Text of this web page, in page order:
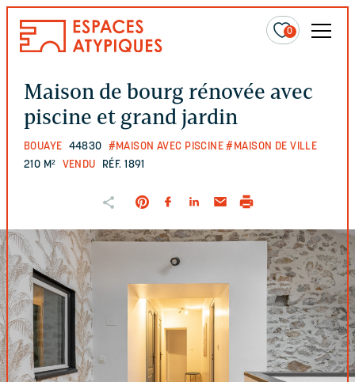
0
Maison de bourg rénovée avec
piscine et grand jardin
BOUAYE 44830 #MAISON AVEC PISCINE #MAISON DE VILLE
210 M² VENDU RÉF. 1891